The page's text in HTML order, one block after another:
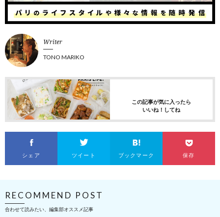
Writer
TONO MARIKO
この記事が気に入ったら
いいね！してね
シェア ツイート ブックマーク 保存
RECOMMEND POST
合わせて読みたい、編集部オススメ記事